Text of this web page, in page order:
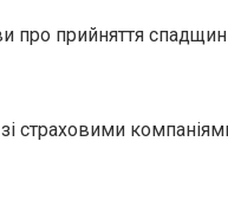
про прийняття
страховими